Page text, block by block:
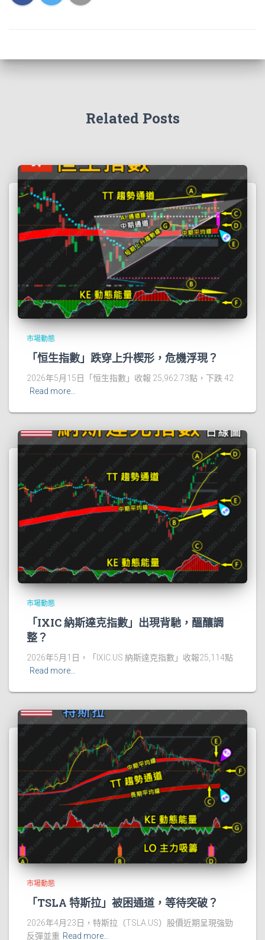
Related Posts
市場動態
「恒生指數」跌穿上升楔形，危機浮現？
2026年5月15日「恒生指數」收報 25,962.73點，下跌 42
Read more…
市場動態
「IXIC 納斯達克指數」出現背馳，醞釀調
整？
2026年5月1日，「IXIC.US 納斯達克指數」收報25,114點
Read more…
市場動態
「TSLA 特斯拉」被困通道，等待突破？
2026年4月23日，特斯拉（TSLA.US）股價近期呈現強勁
反彈並重 Read more…